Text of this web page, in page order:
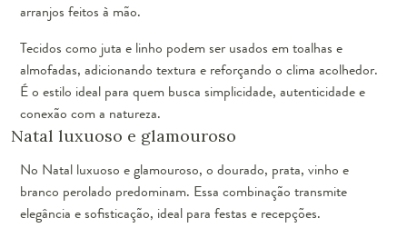
arranjos feitos à mão.
Tecidos como juta e linho podem ser usados em toalhas e
almofadas, adicionando textura e reforçando o clima acolhedor.
É o estilo ideal para quem busca simplicidade, autenticidade e
conexão com a natureza.
Natal luxuoso e glamouroso
No Natal luxuoso e glamouroso, o dourado, prata, vinho e
branco perolado predominam. Essa combinação transmite
elegância e sofisticação, ideal para festas e recepções.